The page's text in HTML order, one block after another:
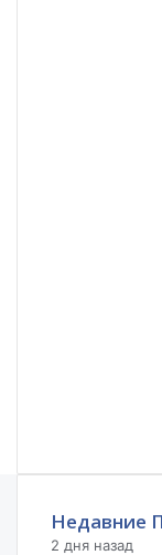
Недавние
2 дня назад